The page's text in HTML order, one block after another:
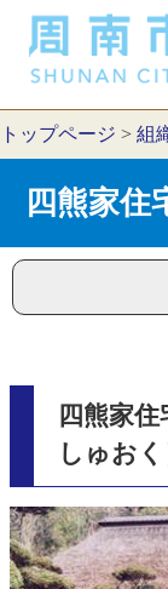
トップページ > 組
四熊家住
四熊家
しゅおく